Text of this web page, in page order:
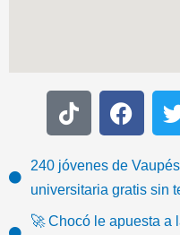
T
i
t
o
k
F
a
e
b
o
t
t
240 jóvenes de
universitaria gratis sin
🚀 Chocó le apuesta a